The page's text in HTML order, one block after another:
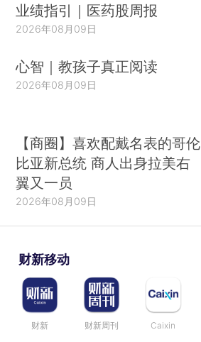
业绩指引｜医药股周报
2026年08月09日
心智｜教孩子真正阅读
2026年08月09日
【商圈】喜欢配戴名表的哥伦
比亚新总统 商人出身拉美右
翼又一员
2026年08月09日
财新移动
财新 财新周刊 Caixin